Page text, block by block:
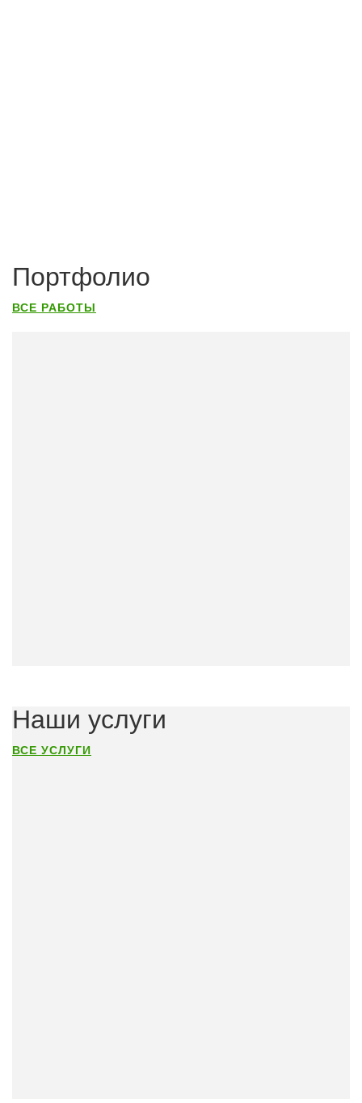
Портфолио
ВСЕ РАБОТЫ
Наши услуги
ВСЕ УСЛУГИ